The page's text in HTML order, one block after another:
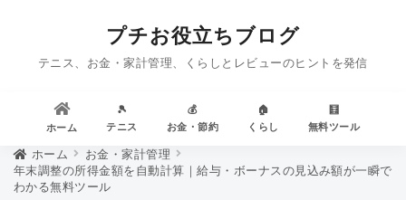
プチお役立ちブログ
テニス、お金・家計管理、くらしとレビューのヒントを発信
ホーム
🎾
テニス
💰
お金・節約
🏠
くらし
🧮
無料ツール
ホーム
お金・家計管理
年末調整の所得金額を自動計算｜給与・ボーナスの見込み額が一瞬で
わかる無料ツール